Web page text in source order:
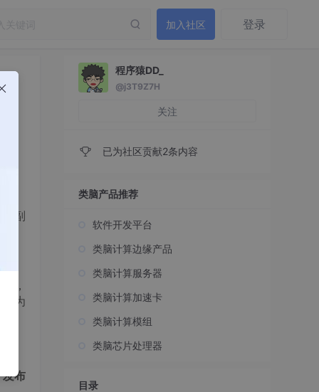
加入社区 登录
副
，
为
布
程序猿DD_
@j3T9Z7H
关注
已为社区贡献2条内容
类脑产品推荐
软件开发平台
类脑计算边缘产品
类脑计算服务器
类脑计算加速卡
类脑计算模组
类脑芯片处理器
目录